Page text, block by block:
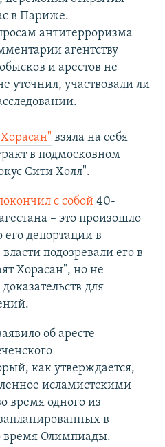
в Париже.
антитерроризма
агентству
и арестов не
уточнил, участвовали ли
взяла на себя
в подмосковном
Сити Холл".
с собой40-
– это произошло
его депортации в
подозревали его в
Хорасан", но не
для
об аресте
как утверждается,
исламистскими
время одного из
в
время Олимпиады.